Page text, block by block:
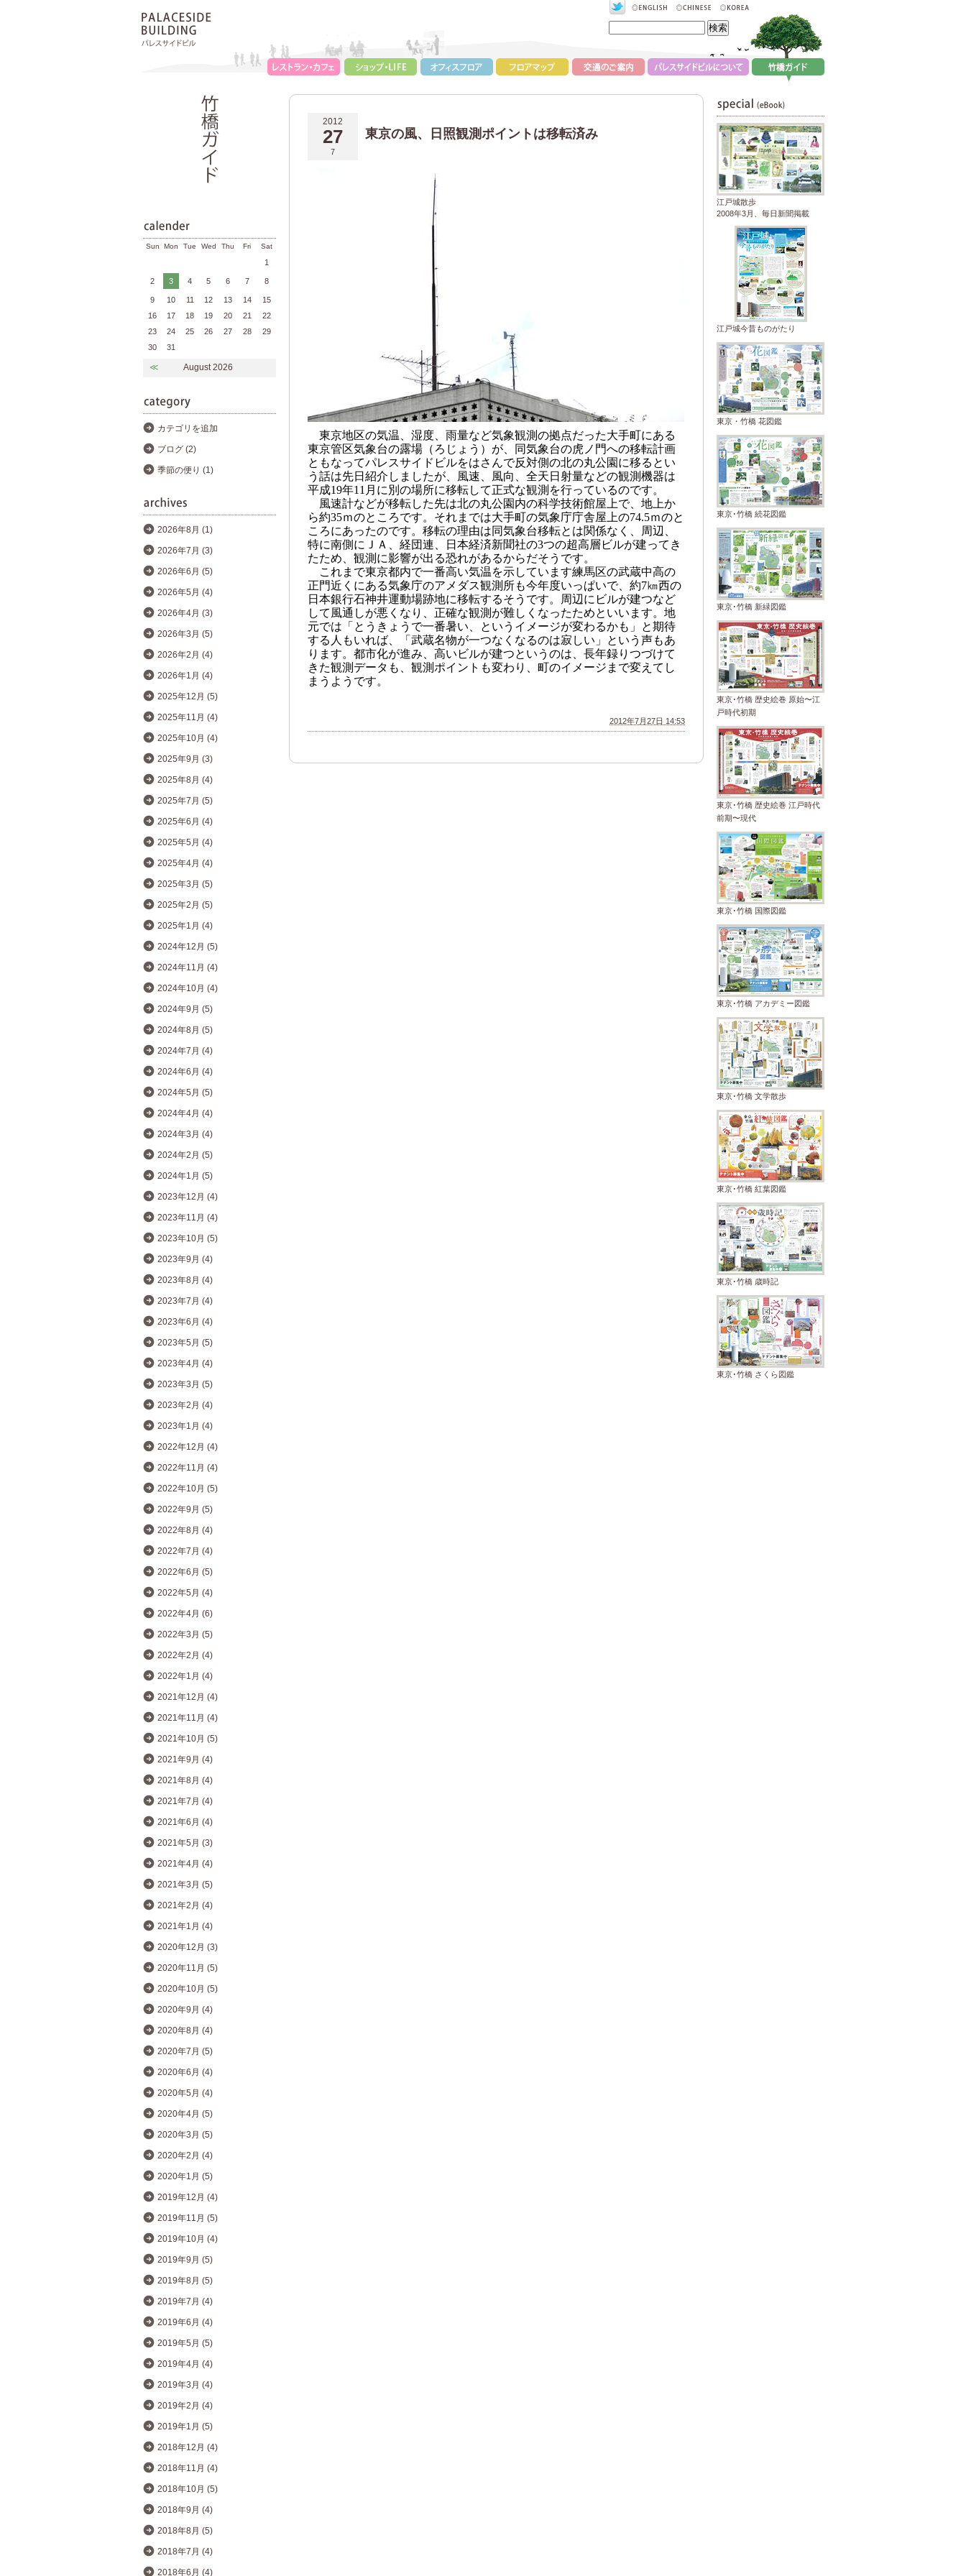
2012
27
7
東京の風、日照観測ポイントは移転済み
東京地区の気温、湿度、雨量など気象観測の拠点だった大手町にある
東京管区気象台の露場（ろじょう）が、同気象台の虎ノ門への移転計画
ともなってパレスサイドビルをはさんで反対側の北の丸公園に移るとい
う話は先日紹介しましたが、風速、風向、全天日射量などの観測機器は
平成19年11 月に別の場所に移転して正式な観測を行っているのです。
風速計などが移転した先は北の丸公園内の科学技術館屋上で、地上か
ら約35ｍのところです。それまでは大手町の気象庁庁舎屋上の74.5ｍのと
ころにあったのです。移転の理由は同気象台移転とは関係なく、周辺、
特に南側にＪＡ、経団連、日本経済新聞社の3つの超高層ビルが建ってき
たため、観測に影響が出る恐れがあるからだそうです。
これまで東京都内で一番高い気温を示しています練馬区の武蔵中高の
正門近くにある気象庁のアメダス観測所も今年度いっぱいで、約7㎞西の
日本銀行石神井運動場跡地に移転するそうです。周辺にビルが建つなど
して風通しが悪くなり、正確な観測が難しくなったためといいます。地
元では「とうきょうで一番暑い、というイメージが変わるかも」と期待
する人もいれば、「武蔵名物が一つなくなるのは寂しい」という声もあ
ります。都市化が進み、高いビルが建つというのは、長年録りつづけて
きた観測データも、観測ポイントも変わり、町のイメージまで変えてし
まうようです。
2012年7月27日 14:53
Sun Mon Tue Wed Thu Fri Sat
1
2 3 4 5 6 7 8
9 10 11 12 13 14
15
16
17 18 19 20 21
22
23
24 25 26 27 28
29
30
31
≪ August 2026
カテゴリを追加
ブログ (2)
季節の便り (1)
2026年8月 (1)
2026年7月 (3)
2026年6月 (5)
2026年5月 (4)
2026年4月 (3)
2026年3月 (5)
2026年2月 (4)
2026年1月 (4)
2025年12月 (5)
2025年11月 (4)
2025年10月 (4)
2025年9月 (3)
2025年8月 (4)
2025年7月 (5)
2025年6月 (4)
2025年5月 (4)
2025年4月 (4)
2025年3月 (5)
2025年2月 (5)
2025年1月 (4)
2024年12月 (5)
2024年11月 (4)
2024年10月 (4)
2024年9月 (5)
2024年8月 (5)
2024年7月 (4)
2024年6月 (4)
2024年5月 (5)
2024年4月 (4)
2024年3月 (4)
2024年2月 (5)
2024年1月 (5)
2023年12月 (4)
2023年11月 (4)
2023年10月 (5)
2023年9月 (4)
2023年8月 (4)
2023年7月 (4)
2023年6月 (4)
2023年5月 (5)
2023年4月 (4)
2023年3月 (5)
2023年2月 (4)
2023年1月 (4)
2022年12月 (4)
2022年11月 (4)
2022年10月 (5)
2022年9月 (5)
2022年8月 (4)
2022年7月 (4)
2022年6月 (5)
2022年5月 (4)
2022年4月 (6)
2022年3月 (5)
2022年2月 (4)
2022年1月 (4)
2021年12月 (4)
2021年11月 (4)
2021年10月 (5)
2021年9月 (4)
2021年8月 (4)
2021年7月 (4)
2021年6月 (4)
2021年5月 (3)
2021年4月 (4)
2021年3月 (5)
2021年2月 (4)
2021年1月 (4)
2020年12月 (3)
2020年11月 (5)
2020年10月 (5)
2020年9月 (4)
2020年8月 (4)
2020年7月 (5)
2020年6月 (4)
2020年5月 (4)
2020年4月 (5)
2020年3月 (5)
2020年2月 (4)
2020年1月 (5)
2019年12月 (4)
2019年11月 (5)
2019年10月 (4)
2019年9月 (5)
2019年8月 (5)
2019年7月 (4)
2019年6月 (4)
2019年5月 (5)
2019年4月 (4)
2019年3月 (4)
2019年2月 (4)
2019年1月 (5)
2018年12月 (4)
2018年11月 (4)
2018年10月 (5)
2018年9月 (4)
2018年8月 (5)
2018年7月 (4)
2018年6月 (4)
江戸城散歩
2008年3月、毎日新聞掲載
江戸城今昔ものがたり
東京・竹橋 花図鑑
東京･竹橋 続花図鑑
東京･竹橋 新緑図鑑
東京･竹橋 歴史絵巻 原始〜江
戸時代初期
東京･竹橋 歴史絵巻 江戸時代
前期〜現代
東京･竹橋 国際図鑑
東京･竹橋 アカデミー図鑑
東京･竹橋 文学散歩
東京･竹橋 紅葉図鑑
東京･竹橋 歳時記
東京･竹橋 さくら図鑑